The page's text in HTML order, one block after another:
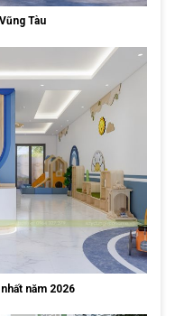
Tàu
năm 2026